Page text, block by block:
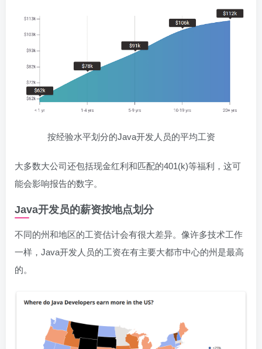
按经验水平划分的Java开发人员的平均工资
大多数大公司还包括现金红利和匹配的401(k)等福利，这可
能会影响报告的数字。
Java开发员的薪资按地点划分
不同的州和地区的工资估计会有很大差异。像许多技术工作
一样，Java开发人员的工资在有主要大都市中心的州是最高
的。